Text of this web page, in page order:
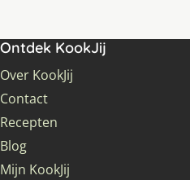
Ontdek KookJij
Over KookJij
Contact
Recepten
Blog
Mijn KookJij